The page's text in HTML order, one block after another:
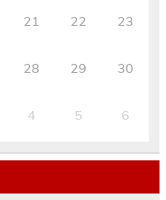
21 22 23
28 29 30
4 5 6